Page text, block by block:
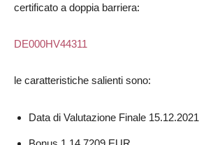
certificato a doppia barriera:
DE000HV44311
le caratteristiche salienti sono:
Data di Valutazione Finale 15.12.2021